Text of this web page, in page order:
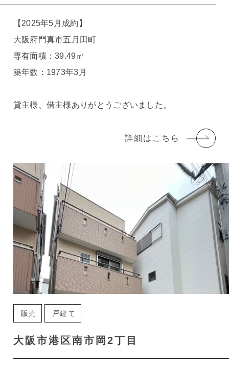
【2025年5月成約】
大阪府門真市五月田町
専有面積：39.49㎡
築年数：1973年3月
貸主様、借主様ありがとうございました。
詳細はこちら
販売 戸建て
大阪市港区南市岡2丁目